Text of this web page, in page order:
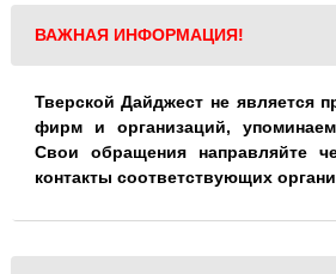
ВАЖНАЯ ИНФОРМАЦИЯ!
Тверской Дайджест не является
фирм и организаций,
Свои обращения направляйте
контакты соответствующих